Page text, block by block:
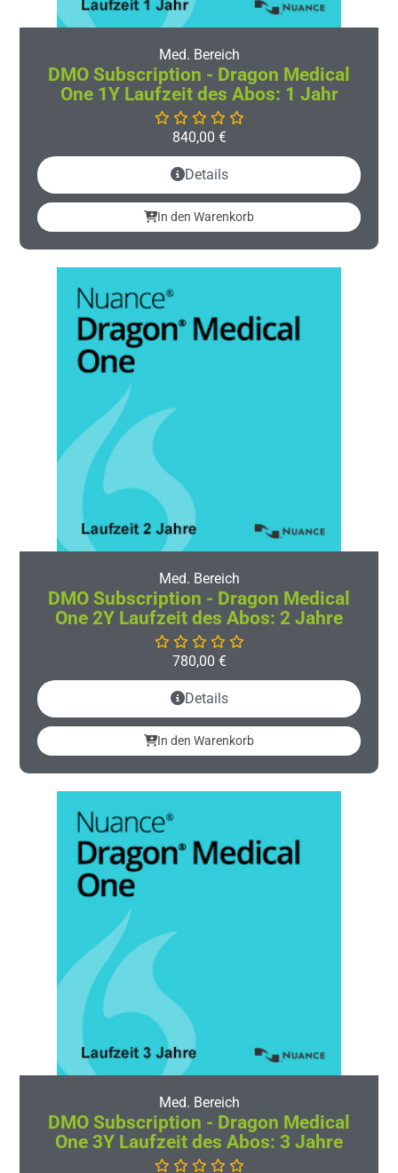
Med. Bereich
DMO Subscription - Dragon Medical
One 1Y Laufzeit des Abos: 1 Jahr
840,00 €
Details
In den Warenkorb
Med. Bereich
DMO Subscription - Dragon Medical
One 2Y Laufzeit des Abos: 2 Jahre
780,00 €
Details
In den Warenkorb
Med. Bereich
DMO Subscription - Dragon Medical
One 3Y Laufzeit des Abos: 3 Jahre